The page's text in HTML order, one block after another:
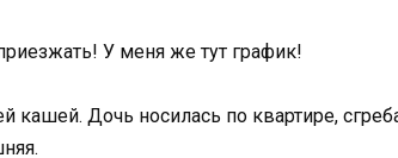
У меня же тут график!
кашей. Дочь носилась по квартире,